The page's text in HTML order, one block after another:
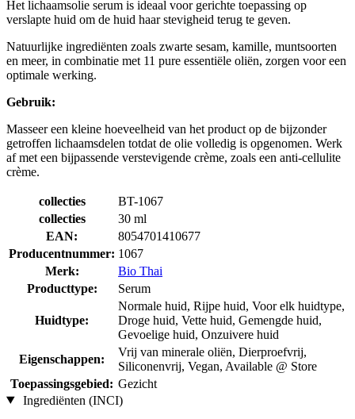
Het lichaamsolie serum is ideaal voor gerichte toepassing op
verslapte huid om de huid haar stevigheid terug te geven.
Natuurlijke ingrediënten zoals zwarte sesam, kamille, muntsoorten
en meer, in combinatie met 11 pure essentiële oliën, zorgen voor een
optimale werking.
Gebruik:
Masseer een kleine hoeveelheid van het product op de bijzonder
getroffen lichaamsdelen totdat de olie volledig is opgenomen. Werk
af met een bijpassende verstevigende crème, zoals een anti-cellulite
crème.
collecties
BT-1067
collecties
30 ml
EAN:
8054701410677
Producentnummer: 1067
Merk:
Bio Thai
Producttype:
Serum
Huidtype:
Normale huid, Rijpe huid, Voor elk huidtype,
Droge huid, Vette huid, Gemengde huid,
Gevoelige huid, Onzuivere huid
Eigenschappen:
Vrij van minerale oliën, Dierproefvrij,
Siliconenvrij, Vegan, Available @ Store
Toepassingsgebied: Gezicht
Ingrediënten (INCI)